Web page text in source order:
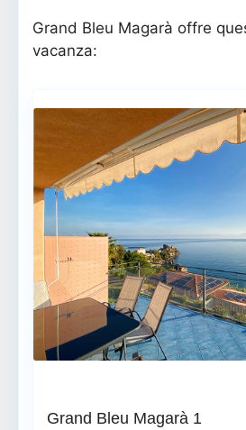
Grand Bleu Magarà offre
vacanza:
Grand Bleu Magarà 1